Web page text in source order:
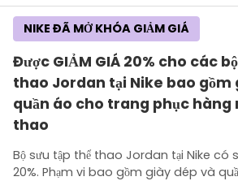
Được GIẢM GIÁ 20% cho các
thao Jordan tại Nike bao gồm
quần áo cho trang phục hàng
thao
Bộ sưu tập thể thao Jordan tại Nike có
20%. Phạm vi bao gồm giày dép và
NIKE ĐÃ MỞ KHÓA GIẢM GIÁ